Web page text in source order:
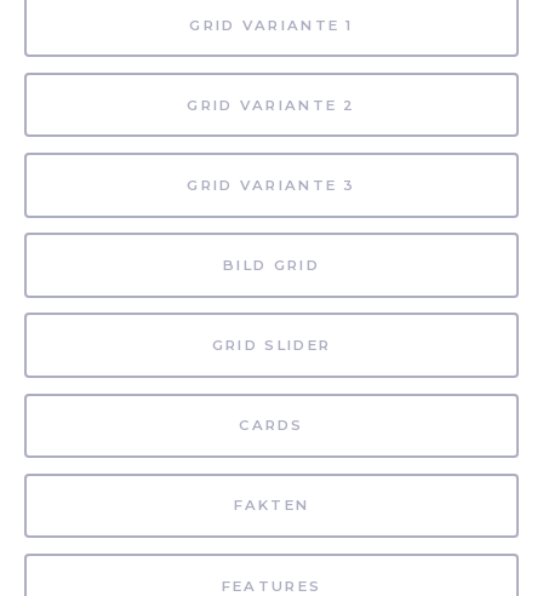
GRID VARIANTE 1
GRID VARIANTE 2
GRID VARIANTE 3
BILD GRID
GRID SLIDER
CARDS
FAKTEN
FEATURES